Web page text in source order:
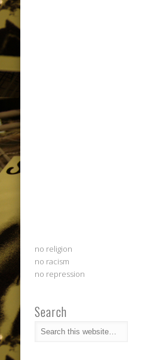
no religion
no racism
no repression
Search